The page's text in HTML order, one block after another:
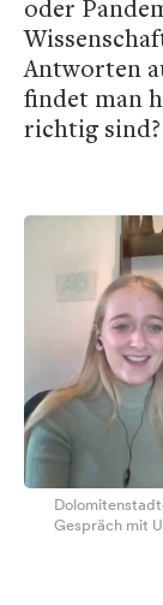
oder
Antworten
findet man
richtig sind?
Gespräch mit